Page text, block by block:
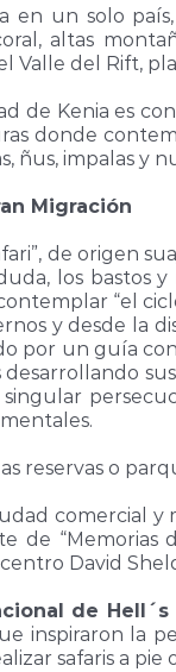
en un solo
altas
Valle del Rift,
de Kenia es
donde
ñus, impalas y
Migración
de origen
los bastos
“el
y desde la
por un guía
desarrollando
singular
reservas o
comercial y
de “Memorias
David
de Hell´s
inspiraron la
safaris a